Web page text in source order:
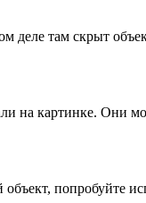
деле там скрыт
на картинке. Они
попробуйте